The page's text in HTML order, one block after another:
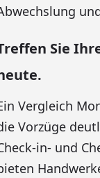
Sie
Vergleich
Vorzüge
in- und